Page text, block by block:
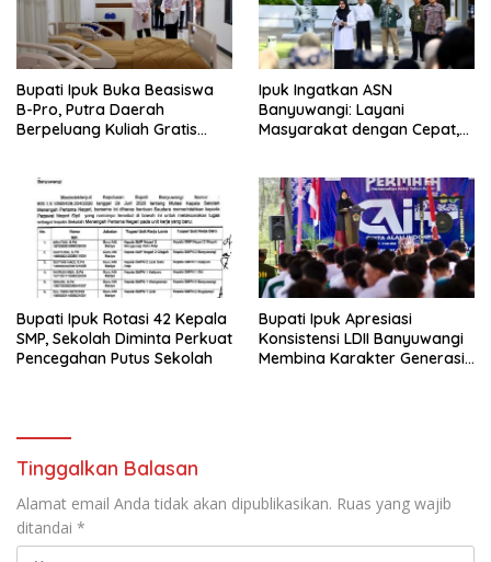
Bupati Ipuk Buka Beasiswa
B-Pro, Putra Daerah
Berpeluang Kuliah Gratis
Ipuk Ingatkan ASN
Banyuwangi: Layani
Masyarakat dengan Cepat,
Bupati Ipuk Rotasi 42 Kepala
SMP, Sekolah Diminta Perkuat
Pencegahan Putus Sekolah
Bupati Ipuk Apresiasi
Konsistensi LDII Banyuwangi
Membina Karakter Generasi
Tinggalkan Balasan
Alamat email Anda tidak akan dipublikasikan. Ruas yang wajib
ditandai *